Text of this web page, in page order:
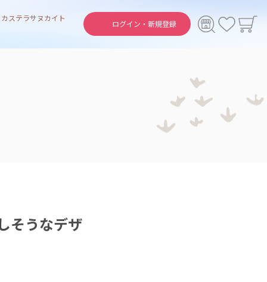
ログイン・ 新規登録
カステラサヌカイト
そうなデザ